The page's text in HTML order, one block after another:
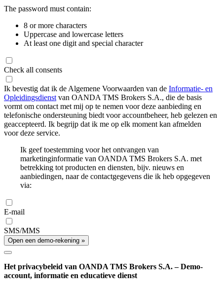
The password must contain:
8 or more characters
Uppercase and lowercase letters
At least one digit and special character
Check all consents
Ik bevestig dat ik de Algemene Voorwaarden van de Informatie- en
Opleidingsdienst van OANDA TMS Brokers S.A., die de basis
vormt om contact met mij op te nemen voor deze aanbieding en
telefonische ondersteuning biedt voor accountbeheer, heb gelezen en
geaccepteerd. Ik begrijp dat ik me op elk moment kan afmelden
voor deze service.
Ik geef toestemming voor het ontvangen van
marketinginformatie van OANDA TMS Brokers S.A. met
betrekking tot producten en diensten, bijv. nieuws en
aanbiedingen, naar de contactgegevens die ik heb opgegeven
via:
E-mail
SMS/MMS
Open een demo-rekening »
Het privacybeleid van OANDA TMS Brokers S.A. – Demo-
account, informatie en educatieve dienst